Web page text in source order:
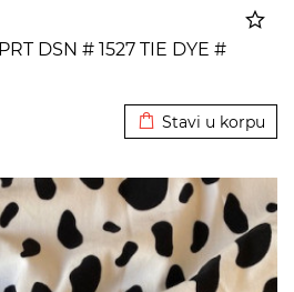
DSN # 1527 TIE DYE #
Stavi u korpu